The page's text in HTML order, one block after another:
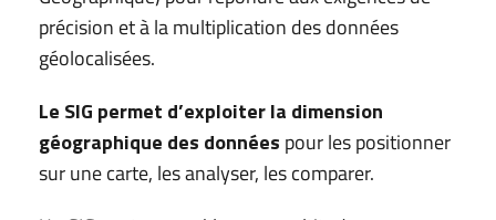
précision et à la multiplication des données
géolocalisées.
Le SIG permet d’exploiter la dimension
géographique des données pour les positionner
sur une carte, les analyser, les comparer.